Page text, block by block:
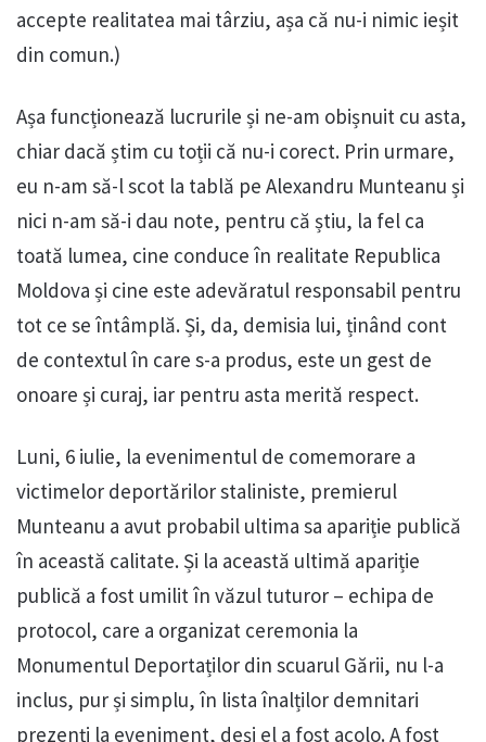
accepte realitatea mai târziu, așa că nu-i nimic ieșit
din comun.)
Așa funcționează lucrurile și ne-am obișnuit cu asta,
chiar dacă știm cu toții că nu-i corect. Prin urmare,
eu n-am să-l scot la tablă pe Alexandru Munteanu și
nici n-am să-i dau note, pentru că știu, la fel ca
toată lumea, cine conduce în realitate Republica
Moldova și cine este adevăratul responsabil pentru
tot ce se întâmplă. Și, da, demisia lui, ținând cont
de contextul în care s-a produs, este un gest de
onoare și curaj, iar pentru asta merită respect.
Luni, 6 iulie, la evenimentul de comemorare a
victimelor deportărilor staliniste, premierul
Munteanu a avut probabil ultima sa apariție publică
în această calitate. Și la această ultimă apariție
publică a fost umilit în văzul tuturor – echipa de
protocol, care a organizat ceremonia la
Monumentul Deportaților din scuarul Gării, nu l-a
inclus, pur și simplu, în lista înalților demnitari
prezenți la eveniment, deși el a fost acolo. A fost